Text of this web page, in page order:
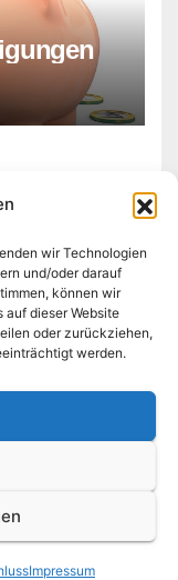
wir Technologien
und/oder darauf
können wir
auf dieser Website
oder zurückziehen,
werden.
Impressum
Themen
News Click von